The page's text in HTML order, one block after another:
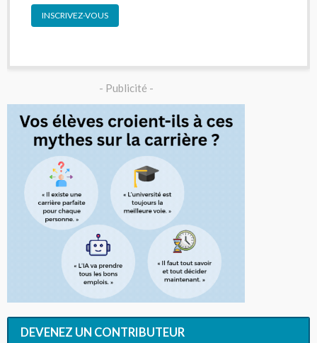
INSCRIVEZ-VOUS
- Publicité -
DEVENEZ UN CONTRIBUTEUR